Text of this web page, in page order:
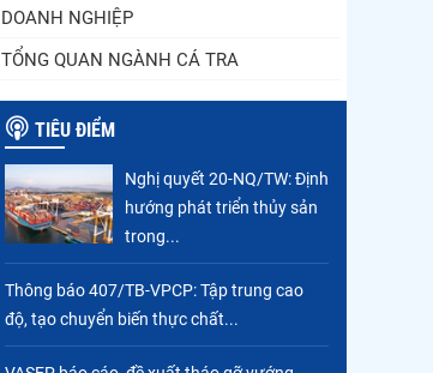
DOANH NGHIỆP
TỔNG QUAN NGÀNH CÁ TRA
TIÊU ĐIỂM
Nghị quyết 20-NQ/TW: Định
hướng phát triển thủy sản
trong...
Thông báo 407/TB-VPCP: Tập trung cao
độ, tạo chuyển biến thực chất...